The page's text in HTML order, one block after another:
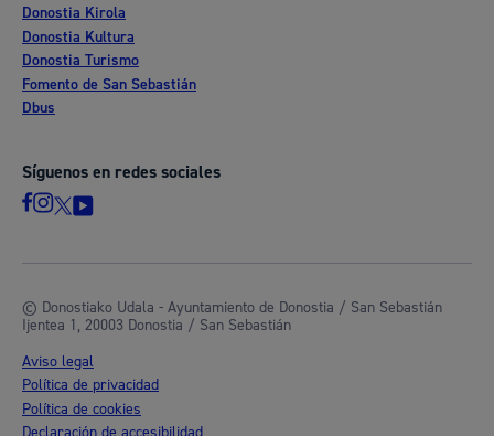
Donostia Kirola
Donostia Kultura
Donostia Turismo
Fomento de San Sebastián
Dbus
Síguenos en redes sociales
© Donostiako Udala - Ayuntamiento de Donostia / San Sebastián
Ijentea 1, 20003 Donostia / San Sebastián
Aviso legal
Política de privacidad
Política de cookies